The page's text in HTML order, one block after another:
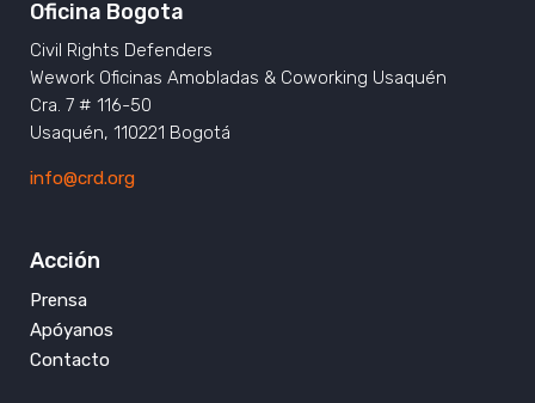
Oficina Bogota
Civil Rights Defenders
Wework Oficinas Amobladas & Coworking Usaquén
Cra. 7 # 116-50
Usaquén, 110221 Bogotá
info@crd.org
Acción
Prensa
Apóyanos
Contacto